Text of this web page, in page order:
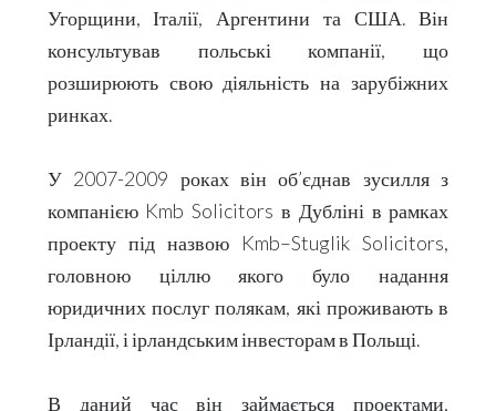
Угорщини, Італії, Аргентини та США. Він
консультував польські компанії, що
розширюють свою діяльність на зарубіжних
ринках.
У 2007-2009 роках він об’єднав зусилля з
компанією Kmb Solicitors в Дубліні в рамках
проекту під назвою Kmb–Stuglik Solicitors,
головною ціллю якого було надання
юридичних послуг полякам, які проживають в
Ірландії, і ірландським інвесторам в Польщі.
В даний час він займається проектами,